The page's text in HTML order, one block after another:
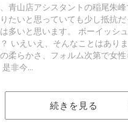
青山店アシスタントの稲尾朱
たいと思っていても少し抵抗
多いと思います。 ボーイッシ
いえいえ、そんなことはあり
柔らかさ、フォルム次第で女
非今...
続きを見る